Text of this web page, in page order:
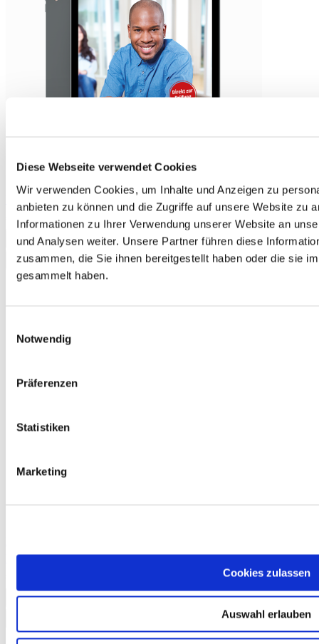
Diese Webseite verwendet Cookies
Wir verwenden Cookies, um Inhalte und Anzeigen zu
anbieten zu können und die Zugriffe auf unsere Website zu
Informationen zu Ihrer Verwendung unserer Website an
und Analysen weiter. Unsere Partner führen diese
zusammen, die Sie ihnen bereitgestellt haben oder die sie
gesammelt haben.
Notwendig
Präferenzen
Statistiken
Marketing
Cookies zulassen
Auswahl erlauben
Einfach gut digital! teaching companion B1 Individual licence
€28.90
Add to Cart
MP3 audio file
Add to Cart